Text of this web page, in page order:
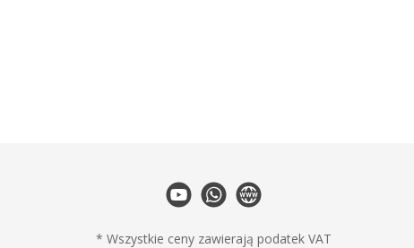
* Wszystkie ceny zawierają podatek VAT